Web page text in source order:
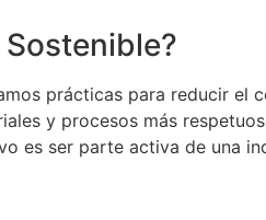
prácticas para reducir el
y procesos más
es ser parte activa de una